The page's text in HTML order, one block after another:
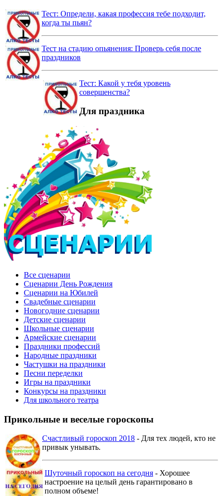
Тест: Определи, какая профессия тебе подходит,
когда ты пьян?
Тест на стадию опьянения: Проверь себя после
праздников
Тест: Какой у тебя уровень
совершенства?
Для праздника
Все сценарии
Сценарии День Рождения
Сценарии на Юбилей
Свадебные сценарии
Новогодние сценарии
Детские сценарии
Школьные сценарии
Армейские сценарии
Праздники профессий
Народные праздники
Частушки на праздники
Песни переделки
Игры на праздники
Конкурсы на праздники
Для школьного театра
Прикольные и веселые гороскопы
Счастливый гороскоп 2018 - Для тех людей, кто не
привык унывать.
Шуточный гороскоп на сегодня - Хорошее
настроение на целый день гарантировано в
полном объеме!